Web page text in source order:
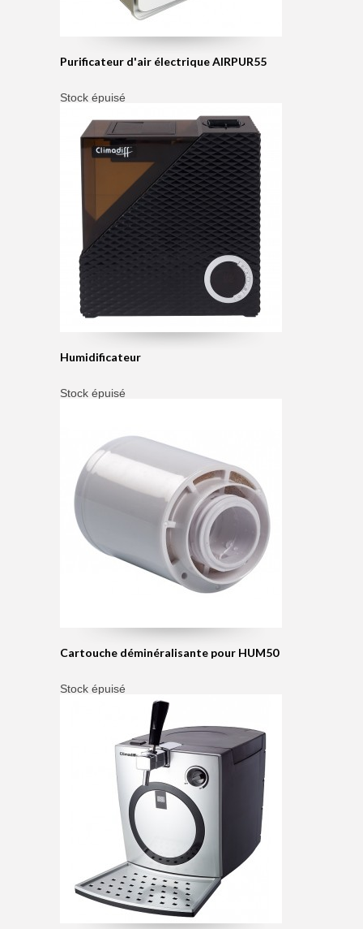
Purificateur d'air électrique AIRPUR55
Stock épuisé
Humidificateur
Stock épuisé
Cartouche déminéralisante pour HUM50
Stock épuisé